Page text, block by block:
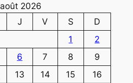
août 2026
J V S
D
1
2
6 7 8
9
13 14 15
16